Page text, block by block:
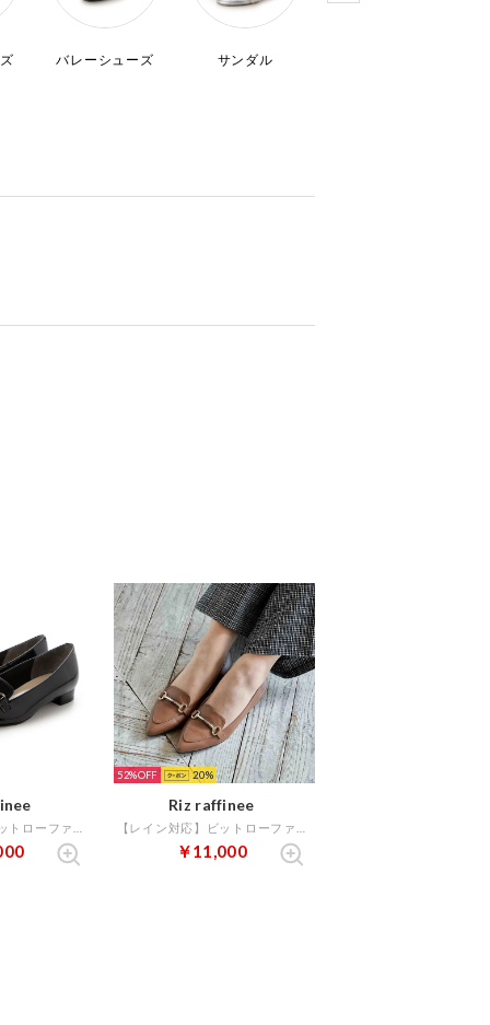
バレーシューズ サンダル
52% 20
Riz raffinee
￥11,000